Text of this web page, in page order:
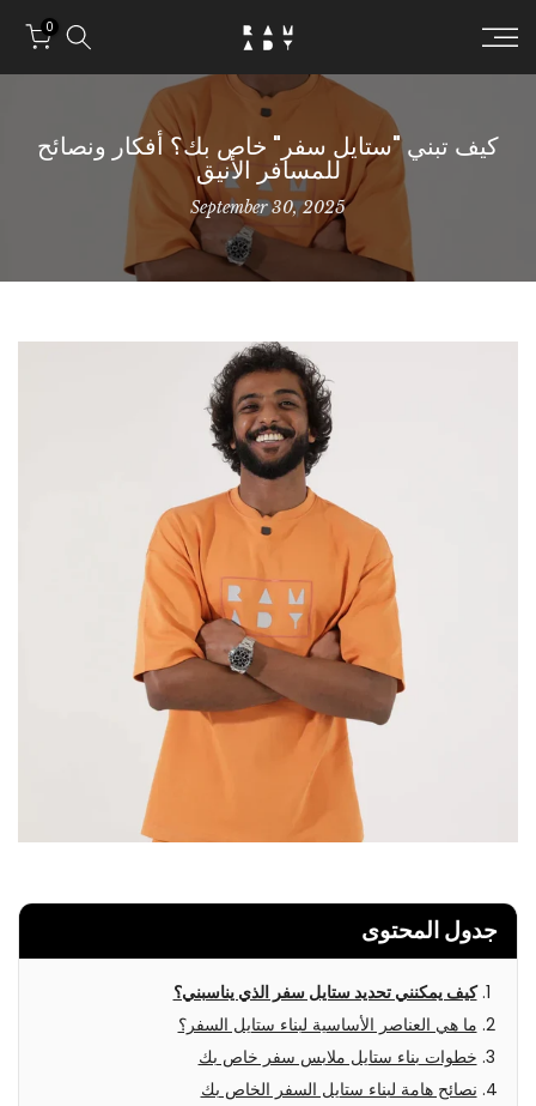
0
كيف تبني "ستايل سفر" خاص بك؟ أفكار ونصائح
للمسافر الأنيق
September 30, 2025
جدول المحتوى
كيف يمكنني تحديد ستايل سفر الذي يناسبني؟
ما هي العناصر الأساسية لبناء ستايل السفر؟
خطوات بناء ستايل ملابس سفر خاص بك
نصائح هامة لبناء ستايل السفر الخاص بك